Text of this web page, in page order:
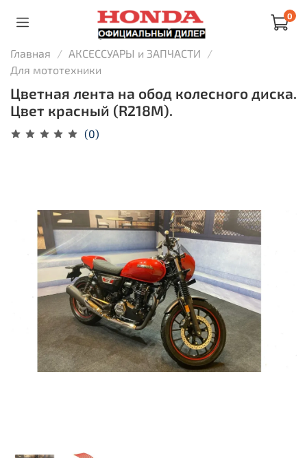
0
Главная
АКСЕССУАРЫ и ЗАПЧАСТИ
Для мототехники
Цветная лента на обод колесного диска.
Цвет красный (R218M).
(0)